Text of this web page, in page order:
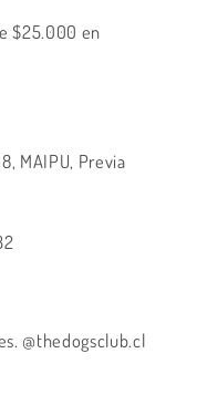
$25.000 en
MAIPU, Previa
@thedogsclub.cl